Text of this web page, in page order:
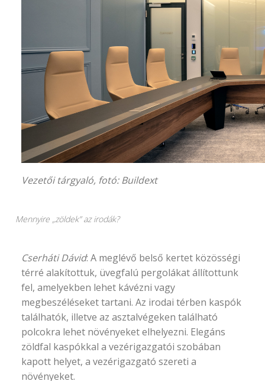
Vezetői tárgyaló, fotó: Buildext
Mennyire „zöldek” az irodák?
Cserháti Dávid: A meglévő belső kertet közösségi
térré alakítottuk, üvegfalú pergolákat állítottunk
fel, amelyekben lehet kávézni vagy
megbeszéléseket tartani. Az irodai térben kaspók
találhatók, illetve az asztalvégeken található
polcokra lehet növényeket elhelyezni. Elegáns
zöldfal kaspókkal a vezérigazgatói szobában
kapott helyet, a vezérigazgató szereti a
növényeket.